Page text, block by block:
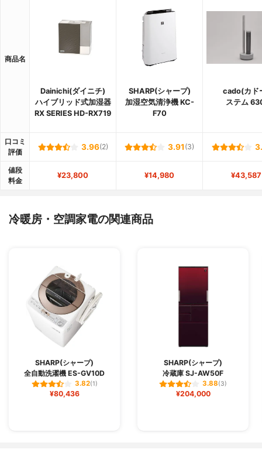
商品名
Dainichi(ダイニチ)
ハイブリッド式加湿器
RX SERIES HD-RX719
SHARP(シャープ)
加湿空気清浄機 KC-
F70
cado(カド
ステム
口コミ
評価
3.96(2) 3.91 (3)
値段
料金
¥23,800 ¥14,980 ¥43,587
冷暖房・空調家電の関連商品
SHARP(シャープ)
全自動洗濯機 ES-GV10D
3.82(1)
¥80,436
SHARP(シャープ)
冷蔵庫 SJ-AW50F
3.88(3)
¥204,000